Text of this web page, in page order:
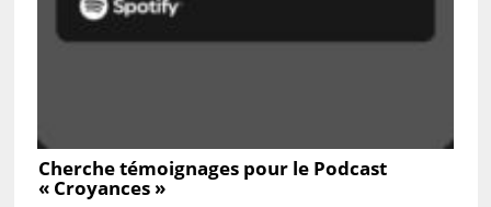
Cherche témoignages pour le Podcast
« Croyances »